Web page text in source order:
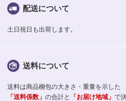
配送について
土日祝日も出荷します。
送料について
送料は商品梱包の大きさ・重量を示した
「送料係数」 の合計と 「お届け地域」 で